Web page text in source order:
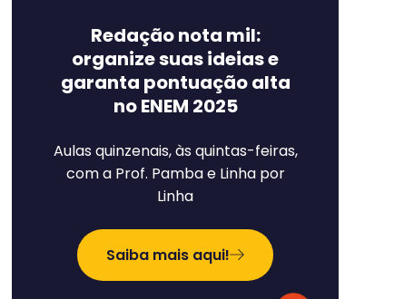
Redação nota mil:
organize suas ideias e
garanta pontuação alta
no ENEM 2025
Aulas quinzenais, às quintas-feiras,
com a Prof. Pamba e Linha por
Linha
Saiba mais aqui!